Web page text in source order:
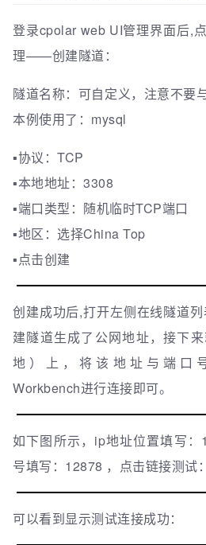
登录cpolar web UI管理界面后,
理——创建隧道：
隧道名称：可自定义，注意不要
本例使用了：mysql
▪协议：TCP
▪本地地址：3308
▪端口类型：随机临时TCP端口
▪地区：选择China Top
▪点击创建
创建成功后,打开左侧在线隧道
建隧道生成了公网地址，接下
地）上，将该地址与端口
Workbench进行连接即可。
如下图所示，ip地址位置填写：
号填写：12878 ，点击链接测试：
可以看到显示测试连接成功：